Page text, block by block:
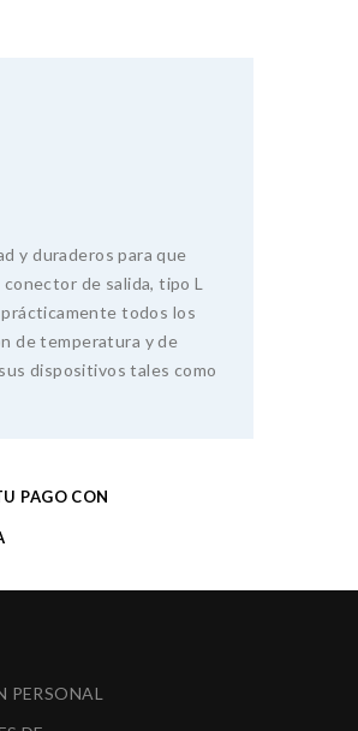
y duraderos para que
de salida, tipo L
todos los
de temperatura y de
dispositivos tales como
PAGO CON
PERSONAL